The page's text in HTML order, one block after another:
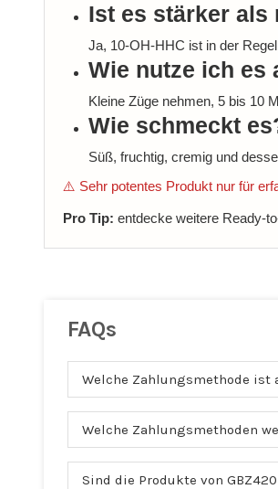
Ist es stärker als
Ja, 10-OH-HHC ist in der
Wie nutze ich es
Kleine Züge nehmen, 5 bis 10
Wie schmeckt
Süß, fruchtig, cremig und
⚠️ Sehr potentes Produkt nur für
Pro Tip: entdecke weitere Ready-
FAQs
Welche Zahlungsmethode ist
Welche Zahlungsmethoden
Sind die Produkte von